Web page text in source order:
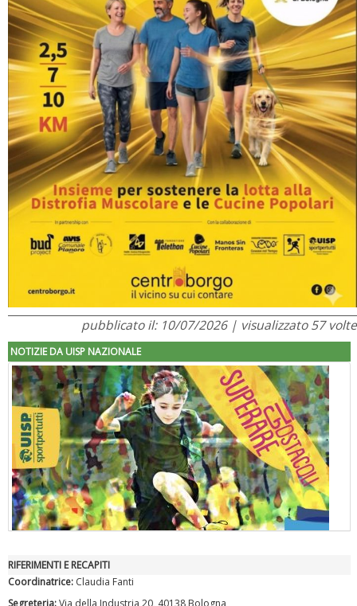
pubblicato il: 10/07/2026 | visualizzato 57 volte
NOTIZIE DA UISP NAZIONALE
"Superare gli ostacoli": la relazione di Tiziano Pesce al CN Uisp
RIFERIMENTI E RECAPITI
Coordinatrice: Claudia Fanti